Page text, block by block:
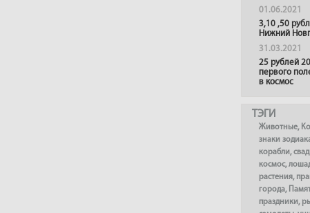
01.06.2021
3,10 ,50
Нижний
31.03.2021
25 рублей
первого
в космос
ТЭГИ
Животные,
знаки
корабли,
космос,
растения,
города,
праздники,